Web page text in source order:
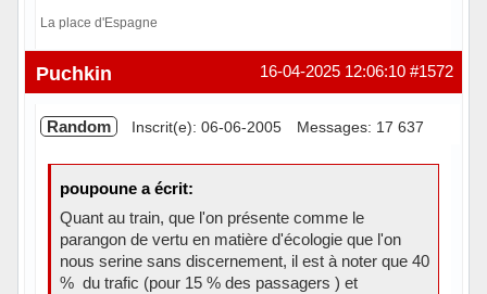
La place d'Espagne
Hors ligne #1572
16-04-2025 12:06:10
Puchkin
Random Inscrit(e): 06-06-2005 Messages: 17 637
poupoune a écrit:
Quant au train, que l'on présente comme le
parangon de vertu en matière d'écologie que l'on
nous serine sans discernement, il est à noter que 40
% du trafic (pour 15 % des passagers ) et